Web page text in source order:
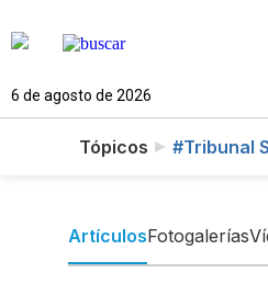
6 de agosto de 2026
Tópicos #Tribunal
ArtículosFotogalerías